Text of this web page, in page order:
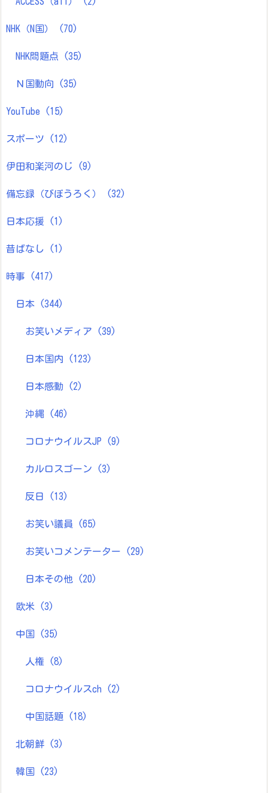
NHK（N国） (70)
NHK問題点 (35)
Ｎ国動向 (35)
YouTube (15)
スポーツ (12)
伊田和楽河のじ (9)
備忘録（びぼうろく） (32)
日本応援 (1)
昔ばなし (1)
時事 (417)
日本 (344)
お笑いメディア (39)
日本国内 (123)
日本感動 (2)
沖縄 (46)
コロナウイルスJP (9)
カルロスゴーン (3)
反日 (13)
お笑い議員 (65)
お笑いコメンテーター (29)
日本その他 (20)
欧米 (3)
中国 (35)
人権 (8)
コロナウイルスch (2)
中国話題 (18)
北朝鮮 (3)
韓国 (23)